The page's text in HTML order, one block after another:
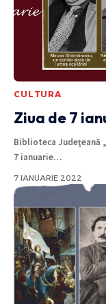
CULTURA
Ziua de 7
Biblioteca Judeţeană
7 ianuarie…
7 IANUARIE 2022